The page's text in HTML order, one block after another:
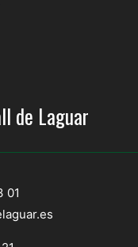
de Laguar
01